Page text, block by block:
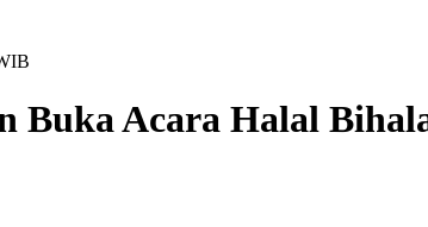
Buka Acara Halal